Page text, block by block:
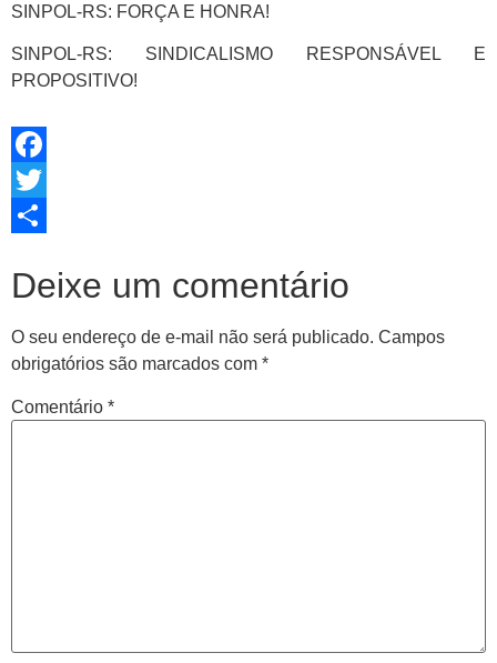
SINPOL-RS: FORÇA E HONRA!
SINPOL-RS: SINDICALISMO RESPONSÁVEL E
PROPOSITIVO!
Facebook
Twitter
Deixe um comentário
O seu endereço de e-mail não será publicado. Campos
obrigatórios são marcados com *
Comentário *